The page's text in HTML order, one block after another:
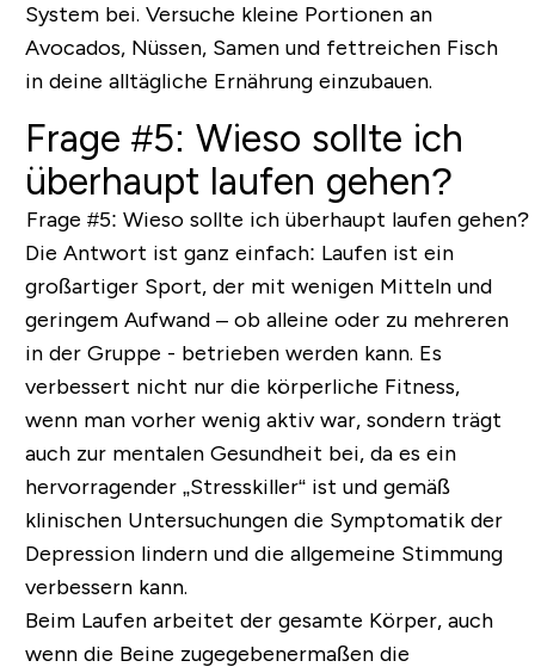
System bei. Versuche kleine Portionen an
Avocados, Nüssen, Samen und fettreichen Fisch
in deine alltägliche Ernährung einzubauen.
Frage #5: Wieso sollte ich
überhaupt laufen gehen?
Die Antwort ist ganz einfach: Laufen ist ein
großartiger Sport, der mit wenigen Mitteln und
geringem Aufwand – ob alleine oder zu mehreren
in der Gruppe - betrieben werden kann. Es
verbessert nicht nur die körperliche Fitness,
wenn man vorher wenig aktiv war, sondern trägt
auch zur mentalen Gesundheit bei, da es ein
hervorragender „Stresskiller“ ist und gemäß
klinischen Untersuchungen die Symptomatik der
Depression lindern und die allgemeine Stimmung
verbessern kann.
Beim Laufen arbeitet der gesamte Körper, auch
wenn die Beine zugegebenermaßen die